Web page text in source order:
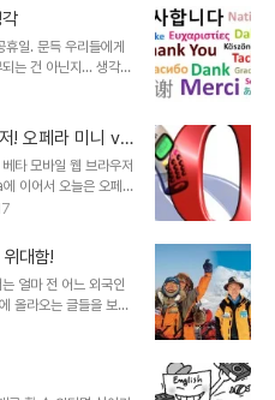
을 바꿔서 듀오링고를
라고 권하기까지 했습
치고 듀오링고 한번
잘하고 있는 중이라 생
니다. 더구나 아래의
일. 문득 우리들에게
는 건 아닌지... 생각해
중국어, 일본어, 독일
은 없어 보입니다. 외국
와 인식이 부족하다는
일부 편집수정)
우리 말을 못하면 아무
런지는 모르겠으나...
! 오페라 미니 v5
타 모바일 웹 브라우저
이어서 오늘은 오페
사용했던 경험과 느
모르겠습니다. ^^ 오페
아2의 경우엔 웹서
라는 로고가 확실하게
서핑은 "오페라 미
번 리뷰의 나니님 댓글
대함!
얼마 전 어느 외국인
올라오는 글들을 보면
으며, 따라서 희망이
렇다기보다는 세상의
거나 잘못을 옳은 것으